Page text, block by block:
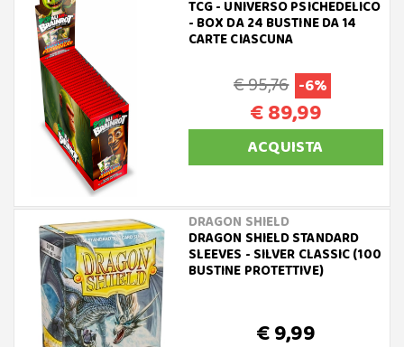
TCG - UNIVERSO PSICHEDELICO
- BOX DA 24 BUSTINE DA 14
CARTE CIASCUNA
€ 95,76 -6%
€ 89,99
ACQUISTA
DRAGON SHIELD
DRAGON SHIELD STANDARD
SLEEVES - SILVER CLASSIC (100
BUSTINE PROTETTIVE)
€ 9,99